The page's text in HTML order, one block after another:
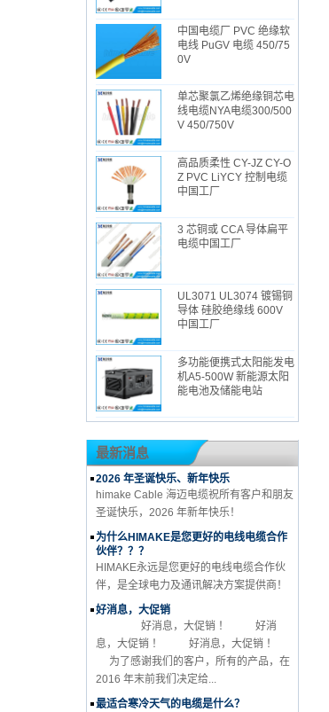
中国电缆厂 PVC 绝缘软
电线 PuGV 电缆 450/75
0V
单芯聚氯乙烯绝缘铜芯电
线电缆NYA电缆300/500
V 450/750V
高品质柔性 CY-JZ CY-O
Z PVC LiYCY 控制电缆
中国工厂
3 芯铜或 CCA 导体扁平
电缆中国工厂
UL3071 UL3074 镀锡铜
导体 硅胶绝缘线 600V
中国工厂
多功能便携式太阳能发电
机A5-500W 新能源太阳
能电池及储能电站
最新消息
2026 年圣诞快乐、新年快乐
himake Cable 海迈电缆祝所有客户和朋友
圣诞快乐，2026 年新年快乐！
为什么HIMAKE是您更好的电线电缆合作
伙伴？？？
HIMAKE永远是您更好的电线电缆合作伙
伴，是全球电力及通讯解决方案提供商！
好消息，大促销
好消息，大促销 ！ 好消
息，大促销 ！ 好消息，大促销 ！
为了感谢我们的客户，所有的产品，在
2016 年末前我们决定给...
最适合寒冷天气的电缆是什么？